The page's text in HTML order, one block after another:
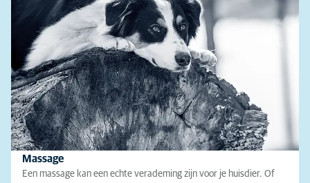
Massage
Een massage kan een echte verademing zijn voor je huisdier. Of